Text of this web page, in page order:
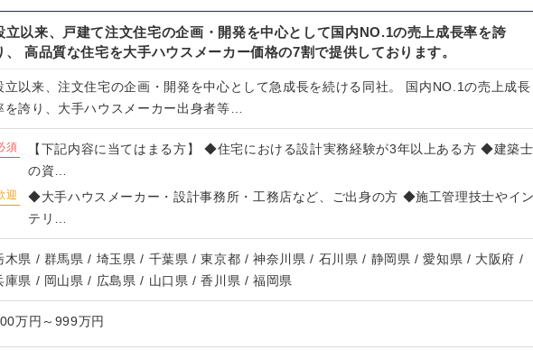
立以来、戸建て注文住宅の企画・開発を中心として国内NO.1の売上成長率を誇
、 高品質な住宅を大手ハウスメーカー価格の7割で提供しております。
立以来、注文住宅の企画・開発を中心として急成長を続ける同社。 国内NO.1の売上成長
を誇り、大手ハウスメーカー出身者等…
須
【下記内容に当てはまる方】 ◆住宅における設計実務経験が3年以上ある方 ◆建築士
の資…
迎
◆大手ハウスメーカー・設計事務所・工務店など、ご出身の方 ◆施工管理技士やイ
テリ…
木県 / 群馬県 / 埼玉県 / 千葉県 / 東京都 / 神奈川県 / 石川県 / 静岡県 / 愛知県 / 大阪府 /
庫県 / 岡山県 / 広島県 / 山口県 / 香川県 / 福岡県
万円～999万円